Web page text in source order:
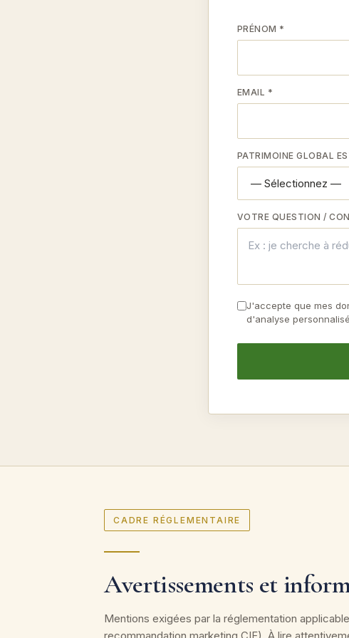
PRÉNOM *
EMAIL *
PATRIMOINE GLOBAL
VOTRE QUESTION /
J'accepte que mes
d'analyse
CADRE RÉGLEMENTAIRE
Avertissements et
Mentions exigées par la réglementation